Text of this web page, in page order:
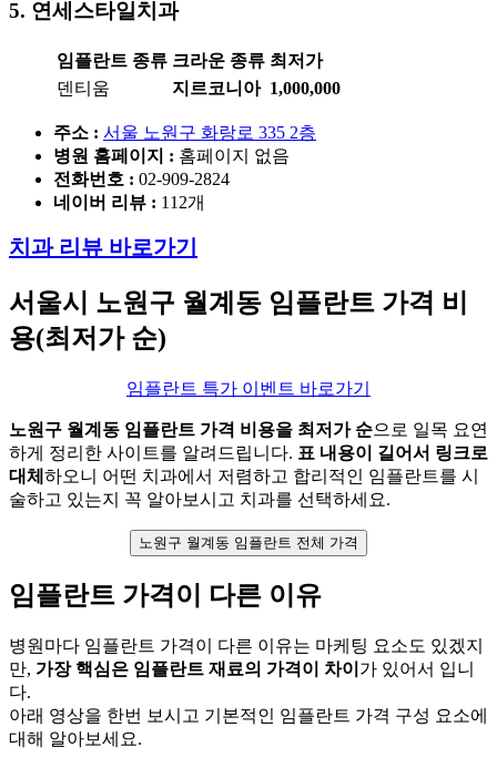
5. 연세스타일치과
임플란트 종류 크라운 종류 최저가
덴티움
지르코니아 1,000,000
주소 : 서울 노원구 화랑로 335 2층
병원 홈페이지 : 홈페이지 없음
전화번호 : 02-909-2824
네이버 리뷰 : 112개
치과 리뷰 바로가기
서울시 노원구 월계동 임플란트 가격 비
용(최저가 순)
임플란트 특가 이벤트 바로가기
노원구 월계동 임플란트 가격 비용을 최저가 순으로 일목 요연
하게 정리한 사이트를 알려드립니다. 표 내용이 길어서 링크로
대체 하오니 어떤 치과에서 저렴하고 합리적인 임플란트를 시
술하고 있는지 꼭 알아보시고 치과를 선택하세요.
노원구 월계동 임플란트 전체 가격
임플란트 가격이 다른 이유
병원마다 임플란트 가격이 다른 이유는 마케팅 요소도 있겠지
만, 가장 핵심은 임플란트 재료의 가격이 차이 가 있어서 입니
다.
아래 영상을 한번 보시고 기본적인 임플란트 가격 구성 요소에
대해 알아보세요.